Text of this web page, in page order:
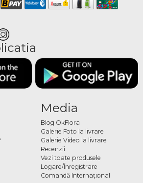
Media
Blog OkFlora
Galerie Foto la livrare
Galerie Video la livrare
Recenzii
Vezi toate produsele
Logare/Înregistrare
Comandă Internațional